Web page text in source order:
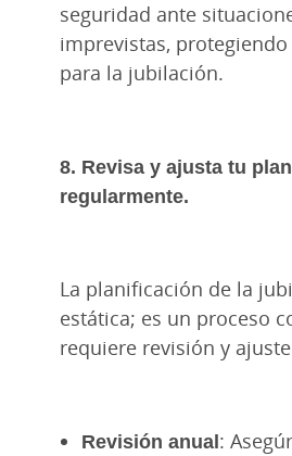
seguridad ante
imprevistas,
para la jubilación.
8. Revisa y ajusta tu plan
regularmente.
La planificación de la
estática; es un proceso
requiere revisión y
Revisión anual: